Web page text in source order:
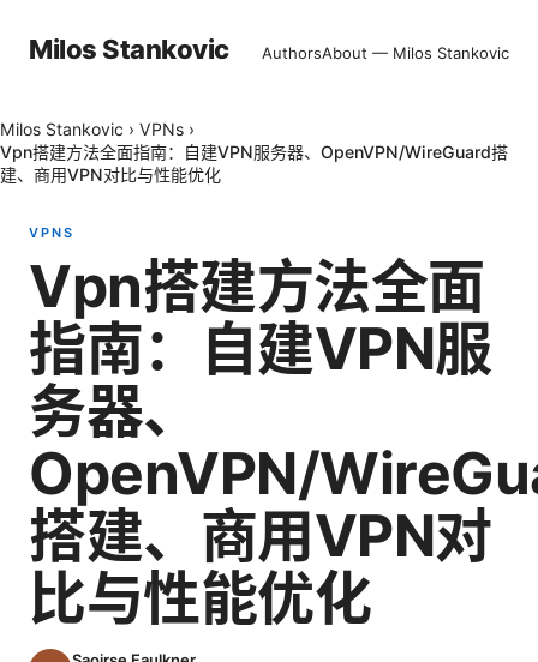
Milos Stankovic AuthorsAbout — Milos Stankovic
Milos Stankovic › VPNs ›
Vpn搭建方法全面指南：自建VPN服务器、OpenVPN/WireGuard搭
建、商用VPN对比与性能优化
VPNS
Vpn搭建方法全面
指南：自建VPN服
务器、
OpenVPN/
搭建、商用VPN对
比与性能优化